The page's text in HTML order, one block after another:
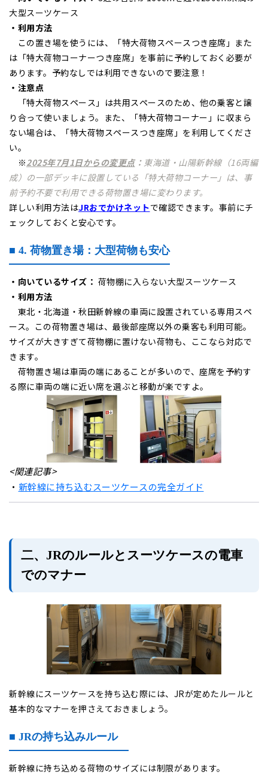
大型スーツケース
・利用方法
この置き場を使うには、「特大荷物スペースつき座席」また
は「特大荷物コーナーつき座席」を事前に予約しておく必要が
あります。予約なしでは利用できないので要注意！
・注意点
「特大荷物スペース」は共用スペースのため、他の乗客と譲
り合って使いましょう。また、「特大荷物コーナー」に収まら
ない場合は、「特大荷物スペースつき座席」を利用してくださ
い。
※2025年7月1日からの変更点： 東海道・山陽新幹線（16両編
成）の一部デッキに設置している「特大荷物コーナー」は、事
前予約不要で利用できる荷物置き場に変わります。
詳しい利用方法はJRおでかけネットで確認できます。事前にチ
ェックしておくと安心です。
■ 4. 荷物置き場：大型荷物も安心
・ 向いているサイズ： 荷物棚に入らない大型スーツケース
・利用方法
東北・北海道・秋田新幹線の車両に設置されている専用スペ
ース。この荷物置き場は、最後部座席以外の乗客も利用可能。
サイズが大きすぎて荷物棚に置けない荷物も、ここなら対応で
きます。
荷物置き場は車両の端にあることが多いので、座席を予約す
る際に車両の端に近い席を選ぶと移動が楽ですよ。
<関連記事>
・ 新幹線に持ち込むスーツケースの完全ガイド
二、JRのルールとスーツケースの電車
でのマナー
新幹線にスーツケースを持ち込む際には、JRが定めたルールと
基本的なマナーを押さえておきましょう。
■ JRの持ち込みルール
新幹線に持ち込める荷物のサイズには制限があります。